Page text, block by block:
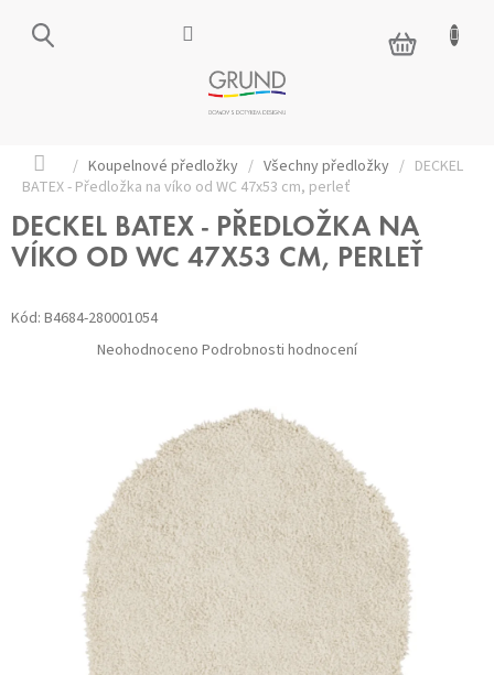
NÁKUPNÍ
KOŠÍK
Domů
/ Koupelnové předložky / Všechny předložky / DECKEL
BATEX - Předložka na víko od WC 47x53 cm, perleť
DECKEL BATEX - PŘEDLOŽKA NA
VÍKO OD WC 47X53 CM, PERLEŤ
Kód: B4684-280001054
Průměrné
hodnocení
Neohodnoceno Podrobnosti hodnocení